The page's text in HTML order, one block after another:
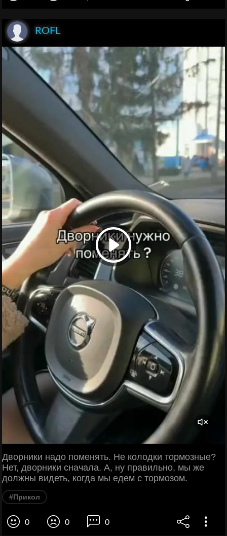
ROFL
Дворники надо поменять. Не колодки тормозные?
Нет, дворники сначала. А, ну правильно, мы же
должны видеть, когда мы едем с тормозом.
#Прикол
0 0 0